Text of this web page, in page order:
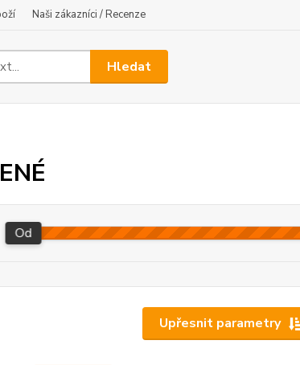
Naši zákazníci / Recenze
Hledat
Upřesnit parametry
Od